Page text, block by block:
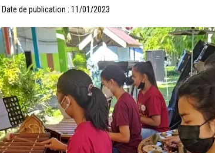
Date de publication : 11/01/2023